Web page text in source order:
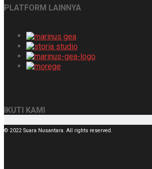
PLATFORM LAINNYA
IKUTI KAMI
© 2022 Suara Nusantara. All rights reserved.